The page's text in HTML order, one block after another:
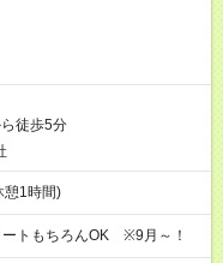
徒歩5分
1時間)
トもちろんOK ※9月～！